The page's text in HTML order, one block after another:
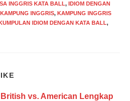
INGGRIS KATA BALL, IDIOM DENGAN
KAMPUNG INGGRIS, KAMPUNG INGGRIS
IDIOM DENGAN KATA BALL,
vs. American Lengkap